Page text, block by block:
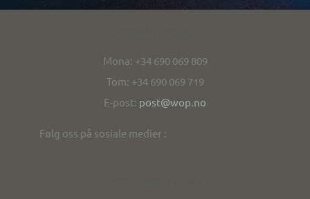
Mona: +34 690 069 809
Tom: +34 690 069 719
E-post: post@wop.no
Følg oss på sosiale medier :